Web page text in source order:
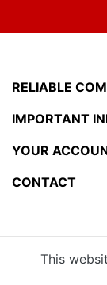
RELIABLE
IMPORTANT
YOUR
CONTACT
This